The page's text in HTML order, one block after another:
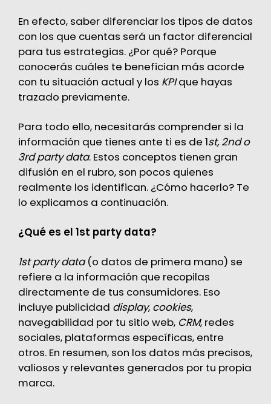
En efecto, saber diferenciar los tipos de datos
con los que cuentas será un factor diferencial
para tus estrategias. ¿Por qué? Porque
conocerás cuáles te benefician más acorde
con tu situación actual y los KPIque hayas
trazado previamente.
Para todo ello, necesitarás comprender si la
información que tienes ante ti es de 1st, 2nd o
3rd party data. Estos conceptos tienen gran
difusión en el rubro, son pocos quienes
realmente los identifican. ¿Cómo hacerlo? Te
lo explicamos a continuación.
¿Qué es el 1st party data?
1st party data(o datos de primera mano) se
refiere a la información que recopilas
directamente de tus consumidores. Eso
incluye publicidad display, cookies,
navegabilidad por tu sitio web, CRM, redes
sociales, plataformas específicas, entre
otros. En resumen, son los datos más precisos,
valiosos y relevantes generados por tu propia
marca.